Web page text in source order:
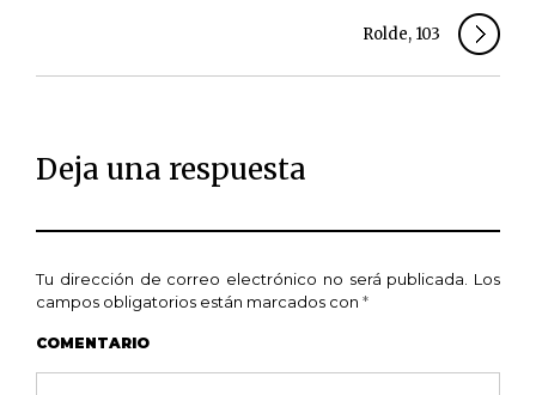
Rolde, 103
Deja una respuesta
Tu dirección de correo electrónico no será publicada.
Los
campos obligatorios están marcados con *
COMENTARIO